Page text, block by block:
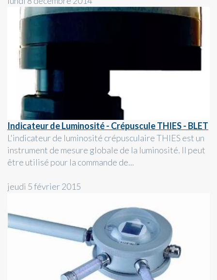
Indicateur de Luminosité - Crépuscule THIES - BLET
L'indicateur de luminosité crépusculaire THIES est un
instrument de mesure globale de la luminosité. Il peut
être utilisé pour la commande de...
jeudi 5 février 2015